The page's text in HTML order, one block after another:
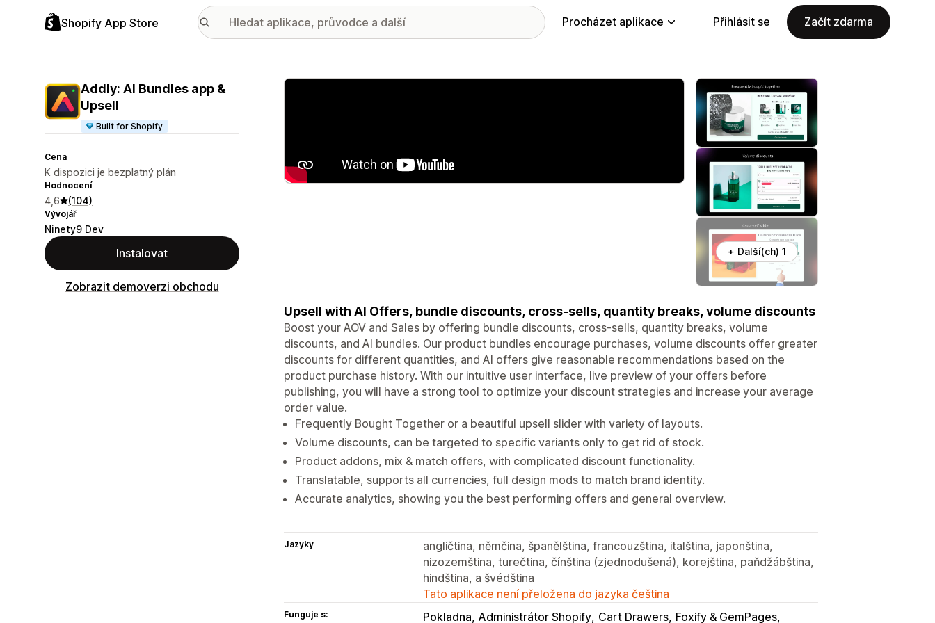
Shopify App Store Procházet aplikace Přihlásit se Začít zdarma
Addly: AI Bundles app &
Upsell
Built for Shopify
Cena
K dispozici je bezplatný plán
Hodnocení
4,6 (104)
Vývojář
Ninety9 Dev
Instalovat
Zobrazit demoverzi obchodu
Galerie propagovaných obrázků
+ Další(ch) 1
Upsell with AI Offers, bundle discounts, cross-sells, quantity breaks, volume discounts
Boost your AOV and Sales by offering bundle discounts, cross-sells, quantity breaks, volume
discounts, and AI bundles. Our product bundles encourage purchases, volume discounts offer greater
discounts for different quantities, and AI offers give reasonable recommendations based on the
product purchase history. With our intuitive user interface, live preview of your offers before
publishing, you will have a strong tool to optimize your discount strategies and increase your average
order value.
Frequently Bought Together or a beautiful upsell slider with variety of layouts.
Volume discounts, can be targeted to specific variants only to get rid of stock.
Product addons, mix & match offers, with complicated discount functionality.
Translatable, supports all currencies, full design mods to match brand identity.
Accurate analytics, showing you the best performing offers and general overview.
Jazyky
angličtina, němčina, španělština, francouzština, italština, japonština,
nizozemština, turečtina, čínština (zjednodušená), korejština, paňdžábština,
hindština, a švédština
Tato aplikace není přeložena do jazyka čeština
Funguje s: Pokladna Administrátor Shopify Cart Drawers Foxify & GemPages